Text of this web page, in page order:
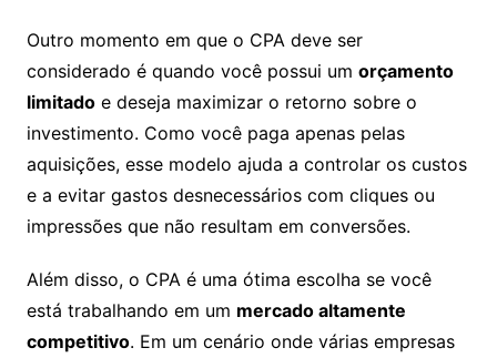
Outro momento em que o CPA deve ser
considerado é quando você possui um orçamento
limitadoe deseja maximizar o retorno sobre o
investimento. Como você paga apenas pelas
aquisições, esse modelo ajuda a controlar os custos
e a evitar gastos desnecessários com cliques ou
impressões que não resultam em conversões.
Além disso, o CPA é uma ótima escolha se você
está trabalhando em um mercado altamente
competitivo. Em um cenário onde várias empresas